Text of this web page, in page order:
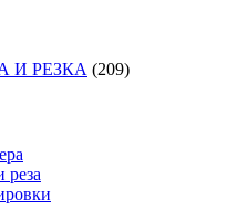
И РЕЗКА (209)
реза